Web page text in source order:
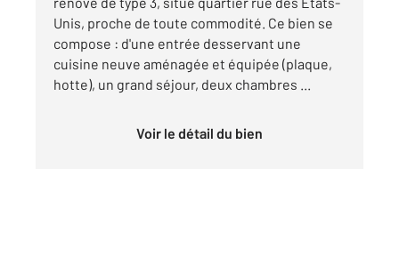
Unis, proche de toute commodité. Ce bien se
compose : d'une entrée desservant une
cuisine neuve aménagée et équipée (plaque,
hotte), un grand séjour, deux chambres ...
Voir le détail du bien